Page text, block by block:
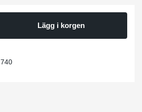
Lägg i korgen
740